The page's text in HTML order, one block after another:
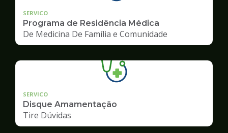
SERVICO
Programa de Residência Médica
De Medicina De Família e Comunidade
SERVICO
Disque Amamentação
Tire Dúvidas